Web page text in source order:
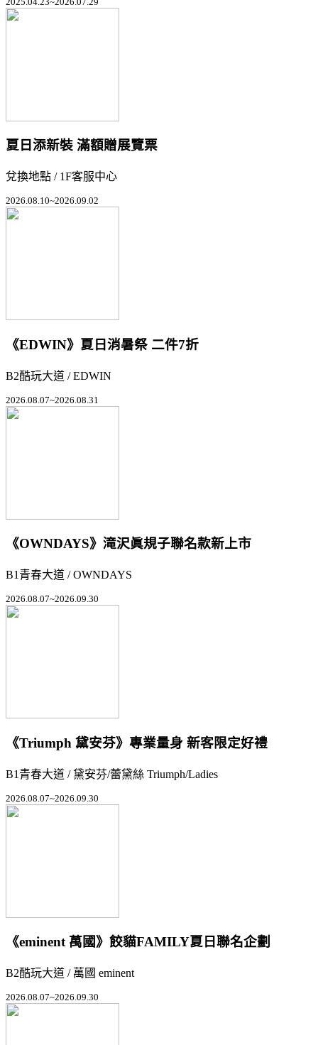
夏日添新裝 滿額贈展覽票
兌換地點 / 1F客服中心
2026.08.10~2026.09.02
《EDWIN》夏日消暑祭 二件7折
B2酷玩大道 / EDWIN
2026.08.07~2026.08.31
《OWNDAYS》滝沢眞規子聯名款新上市
B1青春大道 / OWNDAYS
2026.08.07~2026.09.30
《Triumph 黛安芬》專業量身 新客限定好禮
B1青春大道 / 黛安芬/蕾黛絲 Triumph/Ladies
2026.08.07~2026.09.30
《eminent 萬國》餃貓FAMILY夏日聯名企劃
B2酷玩大道 / 萬國 eminent
2026.08.07~2026.09.30